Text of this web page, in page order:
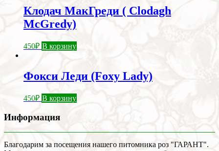
Клодач МакГреди ( Clodagh
McGredy)
450₽ В корзину
Фокси Леди (Foxy Lady)
450₽ В корзину
Информация
Благодарим за посещения нашего питомника роз "ГАРАНТ".